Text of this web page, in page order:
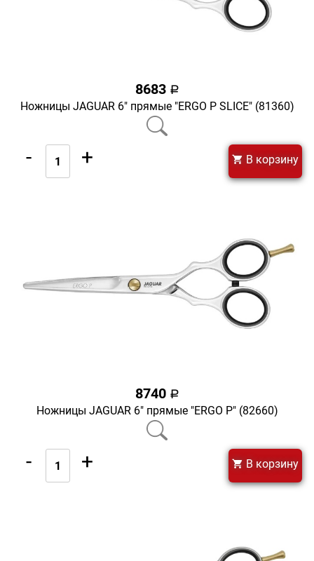
8683 a
Ножницы JAGUAR 6" прямые "ERGO Р SLICE" (81360)
- + В корзину
8740 a
Ножницы JAGUAR 6" прямые "ERGO Р" (82660)
- + В корзину